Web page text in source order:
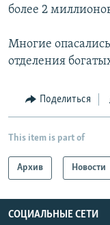
более 2
Многие
отделения
Поделиться
This item is part of
Архив Новости
СОЦИАЛЬНЫЕ СЕТИ